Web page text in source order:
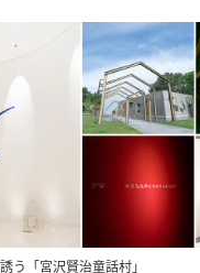
う「宮沢賢治童話村」